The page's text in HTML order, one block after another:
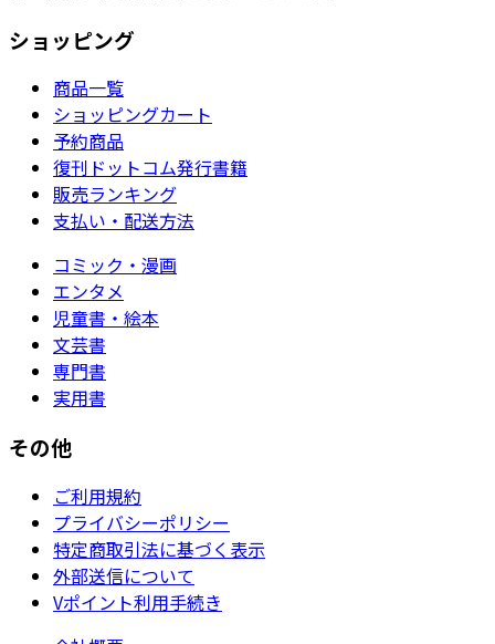
ショッピング
商品一覧
ショッピングカート
予約商品
復刊ドットコム発行書籍
販売ランキング
支払い・配送方法
コミック・漫画
エンタメ
児童書・絵本
文芸書
専門書
実用書
その他
ご利用規約
プライバシーポリシー
特定商取引法に基づく表示
外部送信について
Vポイント利用手続き